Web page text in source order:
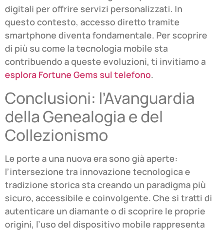
digitali per offrire servizi personalizzati. In
questo contesto, accesso diretto tramite
smartphone diventa fondamentale. Per scoprire
di più su come la tecnologia mobile sta
contribuendo a queste evoluzioni, ti invitiamo a
esplora Fortune Gems sul telefono.
Conclusioni: l’Avanguardia
della Genealogia e del
Collezionismo
Le porte a una nuova era sono già aperte:
l’intersezione tra innovazione tecnologica e
tradizione storica sta creando un paradigma più
sicuro, accessibile e coinvolgente. Che si tratti di
autenticare un diamante o di scoprire le proprie
origini, l’uso del dispositivo mobile rappresenta